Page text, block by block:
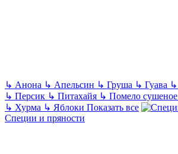
↳ Анона ↳ Апельсин ↳ Груша ↳ Гуава ↳
↳ Персик ↳ Питахайя ↳ Помело сушеное
↳ Хурма ↳ Яблоки Показать все
Специи и пряности